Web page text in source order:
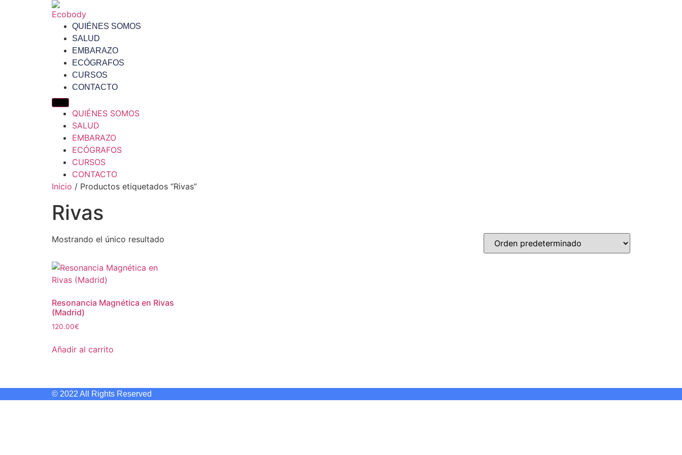
QUIÉNES SOMOS
SALUD
EMBARAZO
ECÓGRAFOS
CURSOS
CONTACTO
QUIÉNES SOMOS
SALUD
EMBARAZO
ECÓGRAFOS
CURSOS
CONTACTO
Inicio / Productos etiquetados “Rivas”
Rivas
Mostrando el único resultado
Resonancia Magnética en Rivas
(Madrid)
120.00€
Añadir al carrito
© 2022 All Rights Reserved